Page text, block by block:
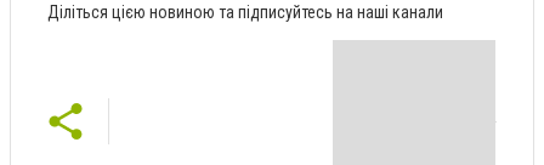
Діліться цією новиною та підписуйтесь на наші канали